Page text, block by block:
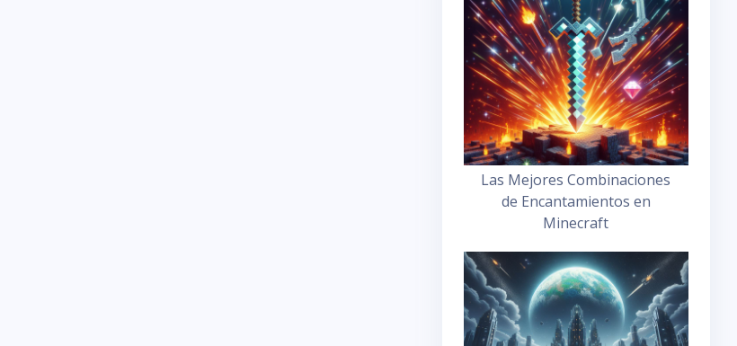
Las Mejores Combinaciones
de Encantamientos en
Minecraft